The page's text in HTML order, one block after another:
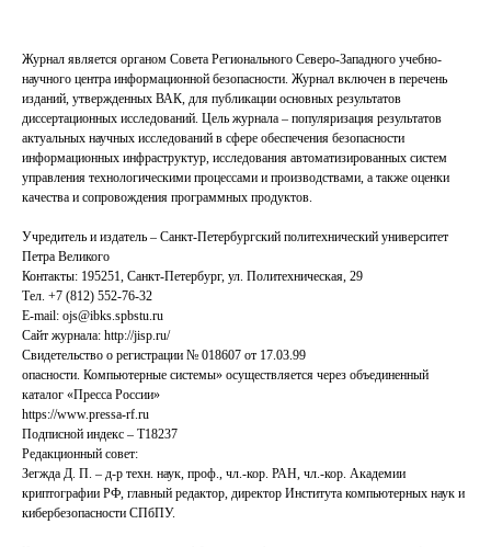
Журнал является органом Совета Регионального Северо-Западного учебно-
научного центра информационной безопасности. Журнал включен в перечень
изданий, утвержденных ВАК, для публикации основных результатов
диссертационных исследований. Цель журнала – популяризация результатов
актуальных научных исследований в сфере обеспечения безопасности
информационных инфраструктур, исследования автоматизированных систем
управления технологическими процессами и производствами, а также оценки
качества и сопровождения программных продуктов.
Учредитель и издатель – Санкт-Петербургский политехнический университет
Петра Великого
Контакты: 195251, Санкт-Петербург, ул. Политехническая, 29
Тел. +7 (812) 552-76-32
E-mail: ojs@ibks.spbstu.ru
Сайт журнала: http://jisp.ru/
Свидетельство о регистрации № 018607 от 17.03.99
опасности. Компьютерные системы» осуществляется через объединенный
каталог «Пресса России»
https://www.pressa-rf.ru
Подписной индекс – Т18237
Редакционный совет:
Зегжда Д. П. – д-р техн. наук, проф., чл.-кор. РАН, чл.-кор. Академии
криптографии РФ, главный редактор, директор Института компьютерных наук и
кибербезопасности СПбПУ.